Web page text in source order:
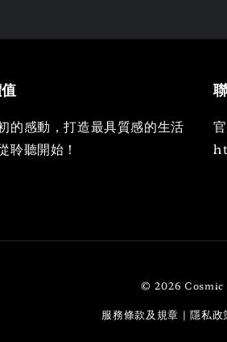
的感動，打造最具質感的生活
聆聽開始！
© 2026 Cosmic
服務條款及規章 |隱私政